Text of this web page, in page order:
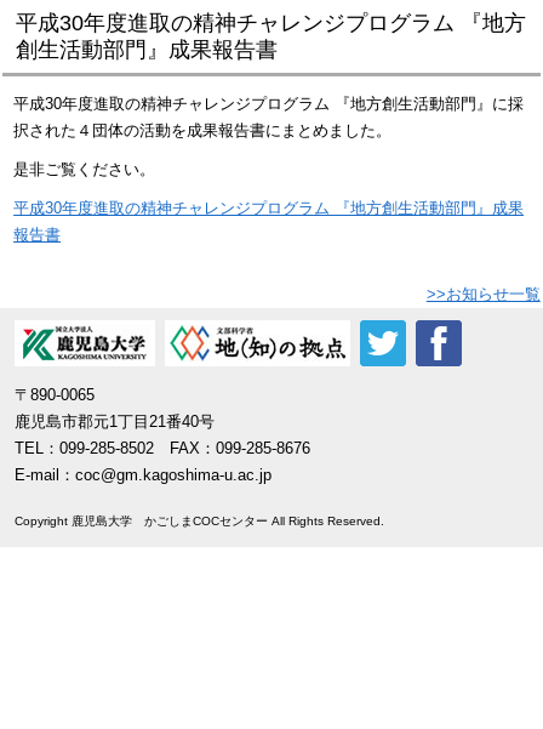
平成30年度進取の精神チャレンジプログラム 『地方
創生活動部門』成果報告書
平成30年度進取の精神チャレンジプログラム 『地方創生活動部門』に採
択された４団体の活動を成果報告書にまとめました。
是非ご覧ください。
平成30年度進取の精神チャレンジプログラム 『地方創生活動部門』成果
報告書
>>お知らせ一覧
〒890-0065
鹿児島市郡元1丁目21番40号
TEL：099-285-8502 FAX：099-285-8676
E-mail：coc@gm.kagoshima-u.ac.jp
Copyright 鹿児島大学 かごしまCOCセンター All Rights Reserved.